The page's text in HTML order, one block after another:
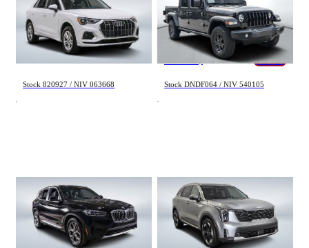
Réinitialiser
Audi Q3
Komfort 2022
91 650 km
23 998 $
Stock 820927 / NIV 063668
Jeep Gladiator
WILLYS 2023
27 381 km
46 795 $
- 1 000 $
Stock DNDF064 / NIV 540105
BMW X3
xDrive30i 2022
100 418 km
27 992 $
Kia Sorento
EX 2025
14 485 km
40 995 $